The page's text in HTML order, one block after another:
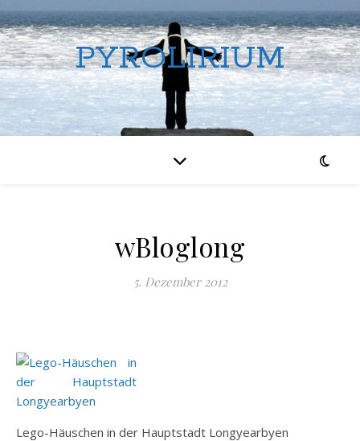
PYROLIRIUM
wBloglong
5. Dezember 2012
Lego-Häuschen in der Hauptstadt Longyearbyen